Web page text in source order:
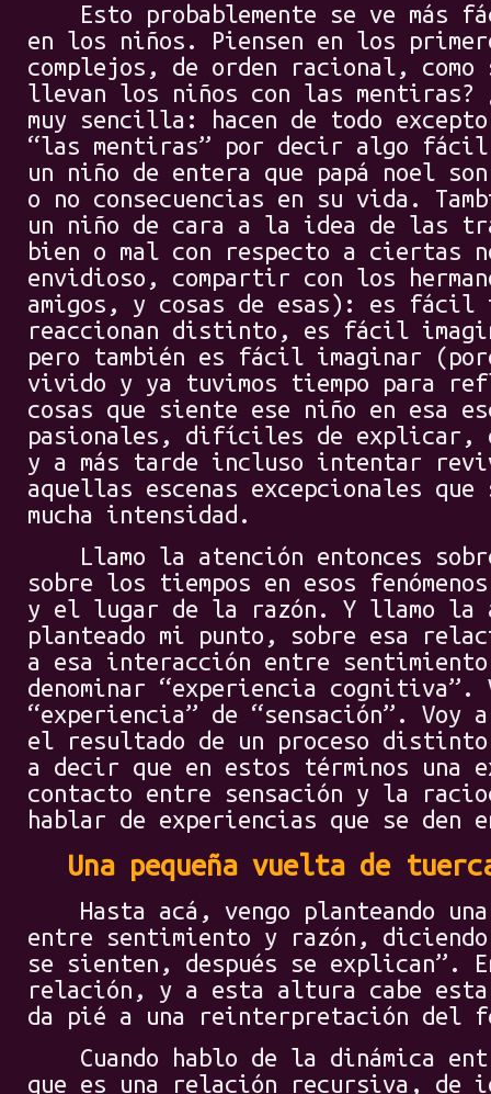
Esto probablemente se ve más
en los niños. Piensen en los
complejos, de orden racional, como
llevan los niños con las mentiras?
muy sencilla: hacen de todo
“las mentiras” por decir algo fácil
un niño de entera que papá noel
o no consecuencias en su vida.
un niño de cara a la idea de las
bien o mal con respecto a ciertas
envidioso, compartir con los
amigos, y cosas de esas): es fácil
reaccionan distinto, es fácil
pero también es fácil imaginar
vivido y ya tuvimos tiempo para
cosas que siente ese niño en esa
pasionales, difíciles de explicar,
y a más tarde incluso intentar
aquellas escenas excepcionales
mucha intensidad.
Llamo la atención entonces
sobre los tiempos en esos
y el lugar de la razón. Y llamo la
planteado mi punto, sobre esa
a esa interacción entre
denominar “experiencia
“experiencia” de “sensación”. Voy
el resultado de un proceso
a decir que en estos términos una
contacto entre sensación y la
hablar de experiencias que se
Una pequeña vuelta de
Hasta acá, vengo planteando
entre sentimiento y razón, diciendo
se sienten, después se explican”.
relación, y a esta altura cabe
da pié a una reinterpretación del
Cuando hablo de la dinámica
que es una relación recursiva, de